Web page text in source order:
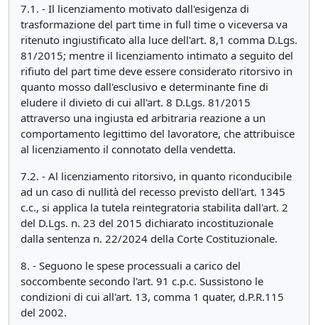
7.1. - Il licenziamento motivato dall'esigenza di
trasformazione del part time in full time o viceversa va
ritenuto ingiustificato alla luce dell'art. 8,1 comma D.Lgs.
81/2015; mentre il licenziamento intimato a seguito del
rifiuto del part time deve essere considerato ritorsivo in
quanto mosso dall'esclusivo e determinante fine di
eludere il divieto di cui all'art. 8 D.Lgs. 81/2015
attraverso una ingiusta ed arbitraria reazione a un
comportamento legittimo del lavoratore, che attribuisce
al licenziamento il connotato della vendetta.
7.2. - Al licenziamento ritorsivo, in quanto riconducibile
ad un caso di nullità del recesso previsto dell'art. 1345
c.c., si applica la tutela reintegratoria stabilita dall'art. 2
del D.Lgs. n. 23 del 2015 dichiarato incostituzionale
dalla sentenza n. 22/2024 della Corte Costituzionale.
8. - Seguono le spese processuali a carico del
soccombente secondo l'art. 91 c.p.c. Sussistono le
condizioni di cui all'art. 13, comma 1 quater, d.P.R.115
del 2002.